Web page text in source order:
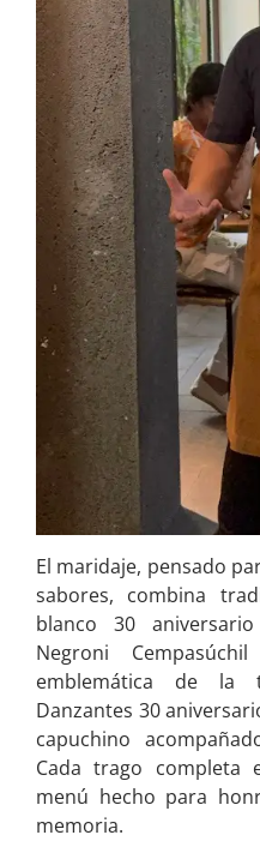
El maridaje, pensado
sabores, combina
blanco 30
Negroni
emblemática de la
Danzantes 30
capuchino
Cada trago completa
menú hecho para
memoria.